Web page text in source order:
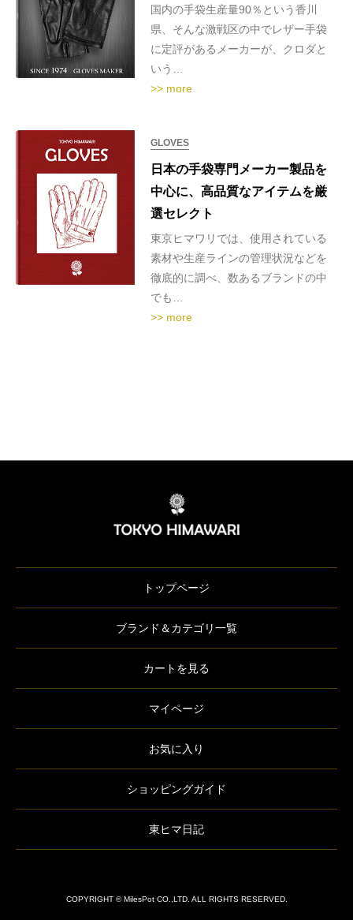
国内の手袋生産量90％という香川
県、そんな激戦区の中でレザー手袋
に定評があるメーカーが、クロダと
いう…
>> more
GLOVES
日本の手袋専門メーカー製品を
中心に、高品質なアイテムを厳
選セレクト
東京ヒマワリでは、使用されている
素材や生産ラインの管理状況などを
徹底的に調べ、数あるブランドの中
でも…
>> more
トップページ
ブランド＆カテゴリ一覧
カートを見る
マイページ
お気に入り
ショッピングガイド
東ヒマ日記
COPYRIGHT © MilesPot CO.,LTD. ALL RIGHTS RESERVED.